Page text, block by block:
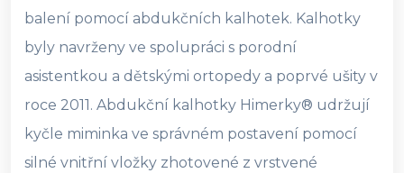
balení pomocí abdukčních kalhotek. Kalhotky
byly navrženy ve spolupráci s porodní
asistentkou a dětskými ortopedy a poprvé ušity v
roce 2011. Abdukční kalhotky Himerky® udržují
kyčle miminka ve správném postavení pomocí
silné vnitřní vložky zhotovené z vrstvené